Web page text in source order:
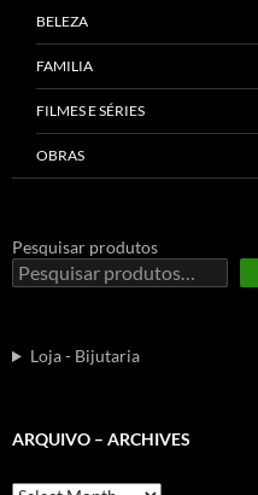
BELEZA
FAMILIA
FILMES E SÉRIES
OBRAS
Pesquisar produtos
Loja - Bijutaria
ARQUIVO – ARCHIVES